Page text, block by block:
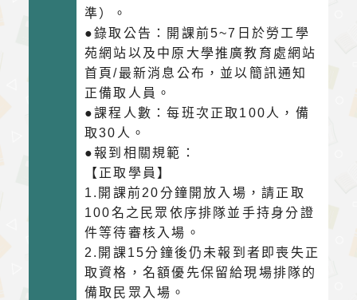
準）。
●錄取公告：開課前5~7日於勞工學
苑網站以及中原大學推廣教育處網站
首頁/最新消息公布，並以簡訊通知
正備取人員。
●課程人數：每班次正取100人，備
取30人。
●報到相關規範：
【正取學員】
1.開課前20分鐘開放入場，請正取
100名之民眾依序排隊並手持身分證
件等待審核入場。
2.開課15分鐘後仍未報到者即喪失正
取資格，名額優先保留給現場排隊的
備取民眾入場。